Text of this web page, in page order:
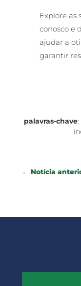
Explore as
conosco e
ajudar a
garantir
palavras-chave:
← Notícia